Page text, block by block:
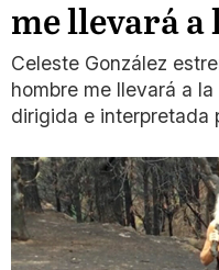
me llevará a
Celeste González
hombre me llevará a
dirigida e interpretada